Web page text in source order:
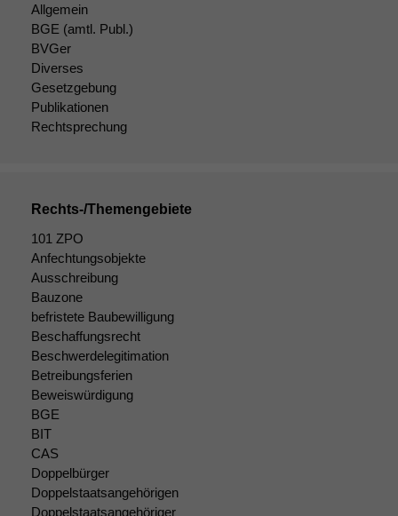
Allgemein
BGE (amtl. Publ.)
BVGer
Diverses
Gesetzgebung
Publikationen
Rechtsprechung
Rechts-/Themengebiete
101 ZPO
Anfechtungsobjekte
Ausschreibung
Bauzone
befristete Baubewilligung
Beschaffungsrecht
Beschwerdelegitimation
Betreibungsferien
Beweiswürdigung
BGE
BIT
CAS
Doppelbürger
Doppelstaatsangehörigen
Doppelstaatsangehöriger